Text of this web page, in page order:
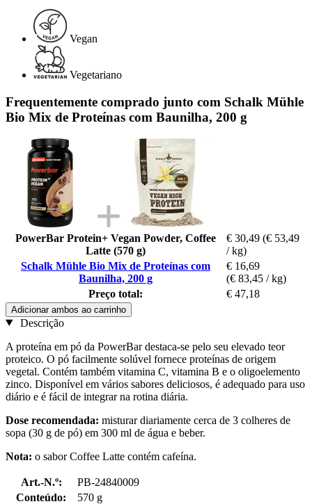
Vegan
Vegetariano
Frequentemente comprado junto com Schalk Mühle
Bio Mix de Proteínas com Baunilha, 200 g
PowerBar Protein+ Vegan Powder, Coffee
Latte (570 g)
€ 30,49 (€ 53,49
/ kg)
Schalk Mühle Bio Mix de Proteínas com
Baunilha, 200 g
€ 16,69
(€ 83,45 / kg)
Preço total:
€ 47,18
Adicionar ambos ao carrinho
Descrição
A proteína em pó da PowerBar destaca-se pelo seu elevado teor
proteico. O pó facilmente solúvel fornece proteínas de origem
vegetal. Contém também vitamina C, vitamina B e o oligoelemento
zinco. Disponível em vários sabores deliciosos, é adequado para uso
diário e é fácil de integrar na rotina diária.
Dose recomendada: misturar diariamente cerca de 3 colheres de
sopa (30 g de pó) em 300 ml de água e beber.
Nota: o sabor Coffee Latte contém cafeína.
Art.-N.º:
PB-24840009
Conteúdo:
570 g